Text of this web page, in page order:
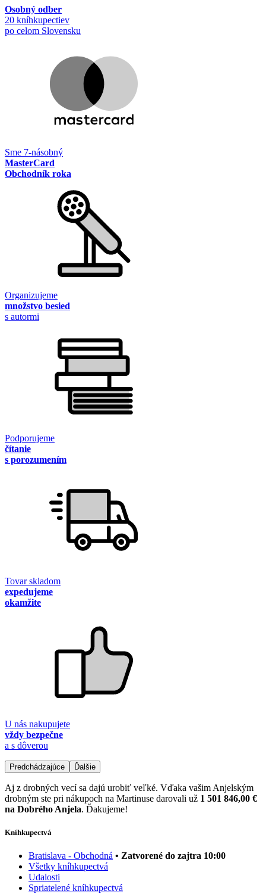
Osobný odber
20 kníhkupectiev
po celom Slovensku
Sme 7-násobný
MasterCard
Obchodník roka
Organizujeme
množstvo besied
s autormi
Podporujeme
čítanie
s porozumením
Tovar skladom
expedujeme
okamžite
U nás nakupujete
vždy bezpečne
a s dôverou
Predchádzajúce Ďalšie
Aj z drobných vecí sa dajú urobiť veľké. Vďaka vašim Anjelským
drobným ste pri nákupoch na Martinuse darovali už 1 501 846,00 €
na Dobrého Anjela. Ďakujeme!
Kníhkupectvá
Bratislava - Obchodná • Zatvorené do zajtra 10:00
Všetky kníhkupectvá
Udalosti
Spriatelené kníhkupectvá